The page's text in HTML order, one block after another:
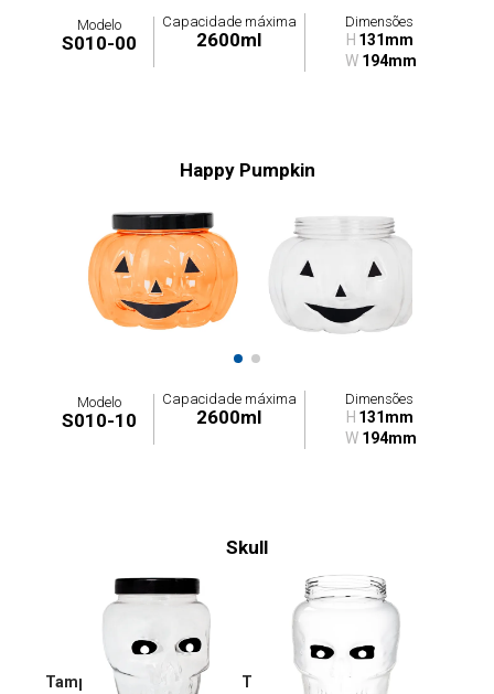
Modelo
S010-00
Capacidade máxima
2600ml
Dimensões
H 131mm
W 194mm
Happy Pumpkin
Modelo
S010-10
Capacidade máxima
2600ml
Dimensões
H 131mm
W 194mm
Skull
Tampas: G010-0T / G011-0T